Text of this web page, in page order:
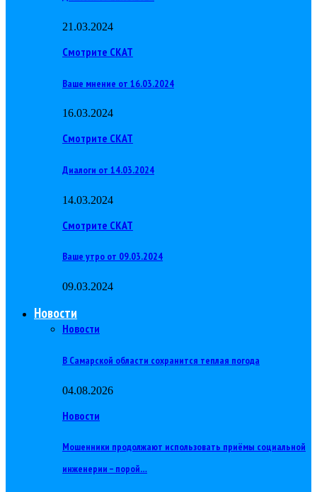
21.03.2024
Смотрите СКАТ
Ваше мнение от 16.03.2024
16.03.2024
Смотрите СКАТ
Диалоги от 14.03.2024
14.03.2024
Смотрите СКАТ
Ваше утро от 09.03.2024
09.03.2024
Новости
Новости
В Самарской области сохранится теплая погода
04.08.2026
Новости
Мошенники продолжают использовать приёмы социальной
инженерии – порой…